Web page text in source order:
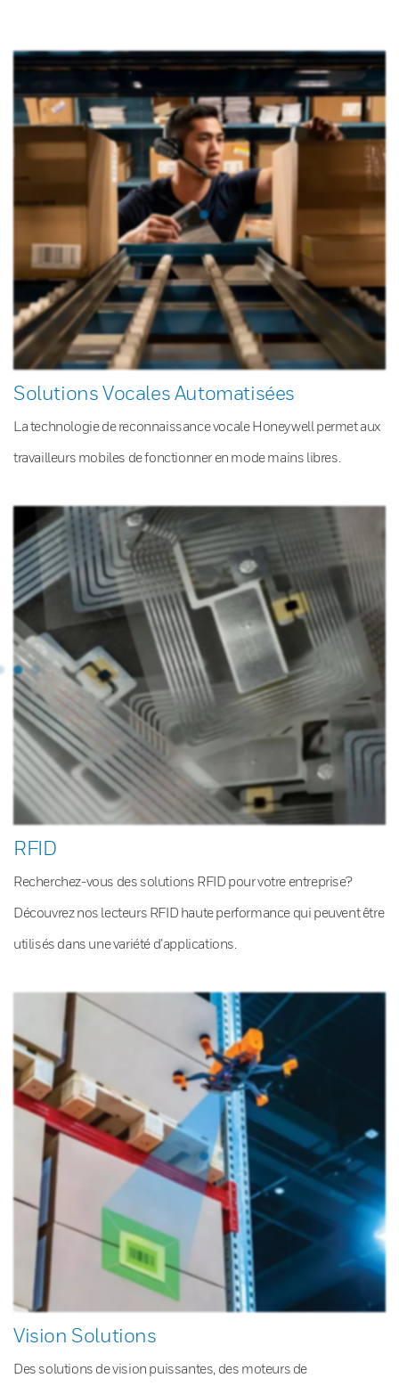
Solutions Vocales Automatisées
La technologie de reconnaissance vocale Honeywell permet aux
travailleurs mobiles de fonctionner en mode mains libres.
RFID
Recherchez-vous des solutions RFID pour votre entreprise?
Découvrez nos lecteurs RFID haute performance qui peuvent être
utilisés dans une variété d’applications.
Vision Solutions
Des solutions de vision puissantes, des moteurs de